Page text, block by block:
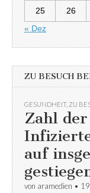
25 26
« Dez
ZU BESUCH
GESUNDHEIT, ZU
Zahl
auf
von aramedien •